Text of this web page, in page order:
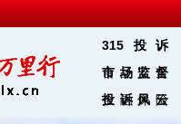
315投诉
食品安全
市场监督
金融保险
投诉风云